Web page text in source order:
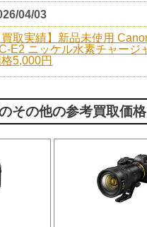
04/03
買取実績】新品未使用
E2 ニッケル水素チャージ
5,000円
その他の参考買取価格